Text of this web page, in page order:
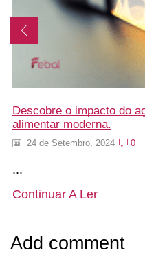
Descobre o impacto do
alimentar moderna.
24 de Setembro, 2024 0
...
Continuar A Ler
Add comment